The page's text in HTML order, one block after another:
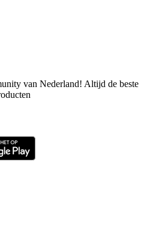
van Nederland! Altijd de beste